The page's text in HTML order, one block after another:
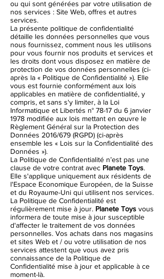
ou qui sont générées par votre utilisation de
nos services : Site Web, offres et autres
services.
La présente politique de confidentialité
détaille les données personnelles que vous
nous fournissez, comment nous les utilisons
pour vous fournir nos produits et services et
les droits dont vous disposez en matière de
protection de vos données personnelles (ci-
après la « Politique de Confidentialité »). Elle
vous est fournie conformément aux lois
applicables en matière de confidentialité, y
compris, et sans s'y limiter, à la Loi
Informatique et Libertés n° 78-17 du 6 janvier
1978 modifiée aux lois mettant en œuvre le
Règlement Général sur la Protection des
Données 2016/679 (RGPD) (ci-après
ensemble les « Lois sur la Confidentialité des
Données »).
La Politique de Confidentialité n’est pas une
clause de votre contrat avec Planete Toys.
Elle s'applique uniquement aux résidents de
l'Espace Economique Européen, de la Suisse
et du Royaume-Uni qui utilisent nos services.
La Politique de Confidentialité est
régulièrement mise à jour. Planete Toys vous
informera de toute mise à jour susceptible
d'affecter le traitement de vos données
personnelles. Vos achats dans nos magasins
et sites Web et / ou votre utilisation de nos
services attestent que vous avez pris
connaissance de la Politique de
Confidentialité mise à jour et applicable à ce
moment-là.